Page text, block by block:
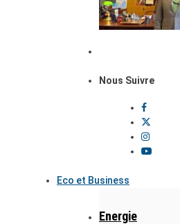
Nous Suivre
Eco et Business
Energie